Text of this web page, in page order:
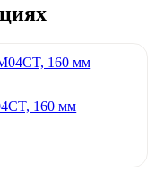
160 мм